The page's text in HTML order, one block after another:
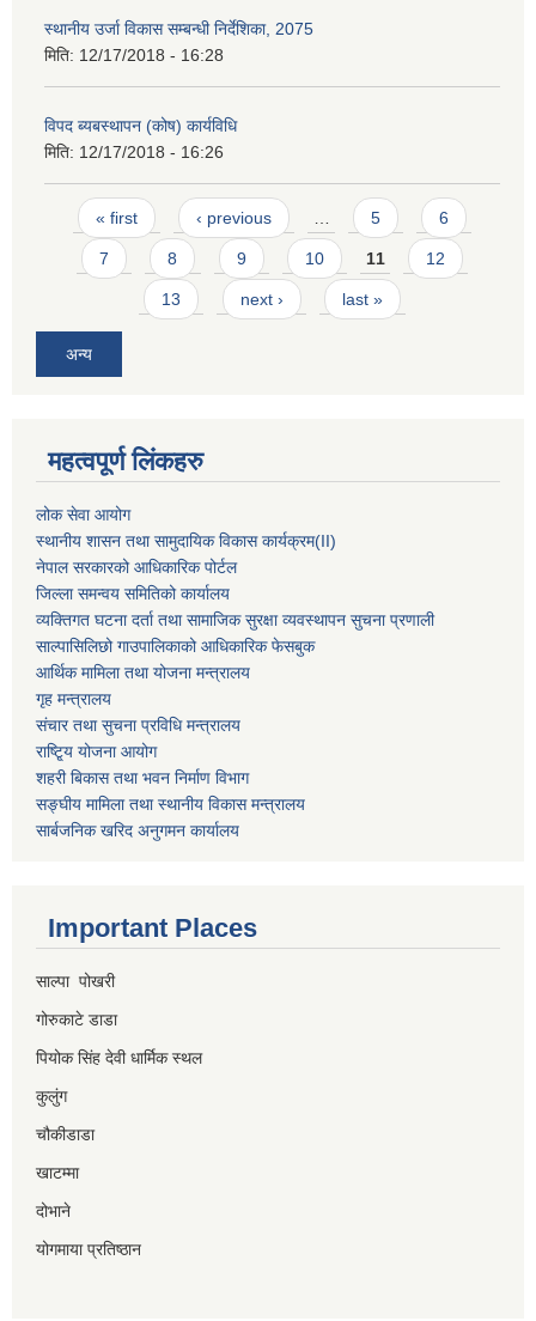
स्थानीय उर्जा विकास सम्बन्धी निर्देशिका, 2075
मिति: 12/17/2018 - 16:28
विपद ब्यबस्थापन (कोष) कार्यविधि
मिति: 12/17/2018 - 16:26
Pages
« first ‹ previous 5 6
7 8 9 10 11 12
13 next › last »
अन्य
महत्वपूर्ण लिंकहरु
लोक सेवा आयोग
स्थानीय शासन तथा सामुदायिक विकास कार्यक्रम(II)
नेपाल सरकारको आधिकारिक पोर्टल
जिल्ला समन्वय समितिको कार्यालय
व्यक्तिगत घटना दर्ता तथा सामाजिक सुरक्षा व्यवस्थापन सुचना प्रणाली
साल्पासिलिछो गाउपालिकाको आधिकारिक फेसबुक
आर्थिक मामिला तथा योजना मन्त्रालय
गृह मन्त्रालय
संचार तथा सुचना प्रविधि मन्त्रालय
राष्टि्ृय योजना आयोग
शहरी बिकास तथा भवन निर्माण विभाग
सङ्घीय मामिला तथा स्थानीय विकास मन्त्रालय
सार्बजनिक खरिद अनुगमन कार्यालय
Important Places
साल्पा पोखरी
गोरुकाटे डाडा
पियोक सिंह देवी धार्मिक स्थल
कुलुंग
चौकीडाडा
खाटम्मा
दोभाने
योगमाया प्रतिष्ठान